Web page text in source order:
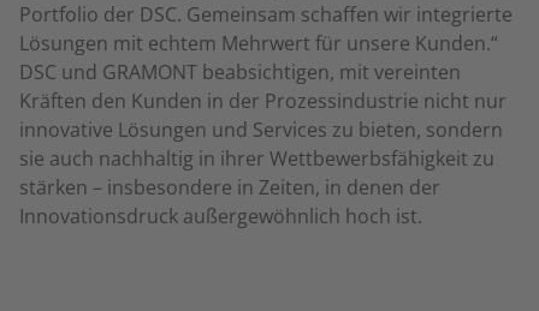
Portfolio der DSC. Gemeinsam schaffen wir integrierte
Lösungen mit echtem Mehrwert für unsere Kunden.“
DSC und GRAMONT beabsichtigen, mit vereinten
Kräften den Kunden in der Prozessindustrie nicht nur
innovative Lösungen und Services zu bieten, sondern
sie auch nachhaltig in ihrer Wettbewerbsfähigkeit zu
stärken – insbesondere in Zeiten, in denen der
Innovationsdruck außergewöhnlich hoch ist.